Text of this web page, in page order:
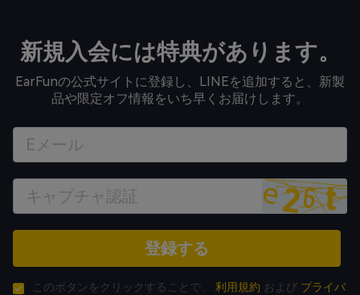
新規入会には特典があります。
EarFunの公式サイトに登録し、LINEを追加すると、新製
品や限定オフ情報をいち早くお届けします。
登録する
このボタンをクリックすることで、 利用規約 および プライバ